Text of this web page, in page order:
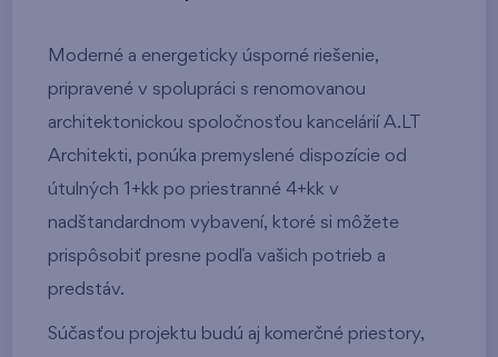
Moderné a energeticky úsporné riešenie,
pripravené v spolupráci s renomovanou
architektonickou spoločnosťou kancelárií A.LT
Architekti, ponúka premyslené dispozície od
útulných 1+kk po priestranné 4+kk v
nadštandardnom vybavení, ktoré si môžete
prispôsobiť presne podľa vašich potrieb a
predstáv.
Súčasťou projektu budú aj komerčné priestory,